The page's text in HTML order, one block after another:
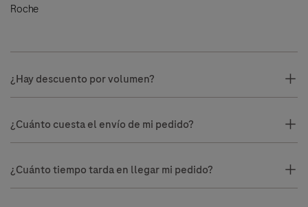
Roche
¿Hay descuento por volumen?
¿Cuánto cuesta el envío de mi pedido?
¿Cuánto tiempo tarda en llegar mi pedido?